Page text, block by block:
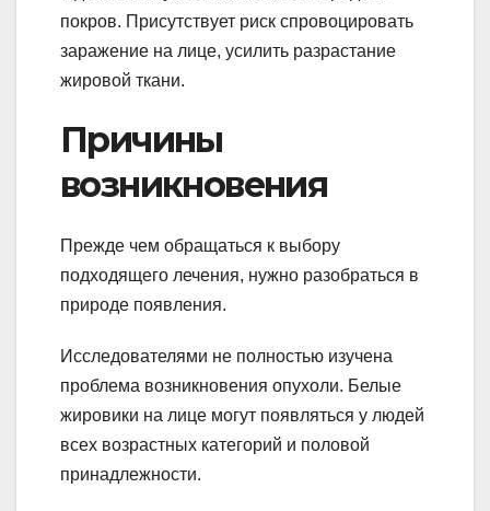
покров. Присутствует риск спровоцировать
заражение на лице, усилить разрастание
жировой ткани.
Причины
возникновения
Прежде чем обращаться к выбору
подходящего лечения, нужно разобраться в
природе появления.
Исследователями не полностью изучена
проблема возникновения опухоли. Белые
жировики на лице могут появляться у людей
всех возрастных категорий и половой
принадлежности.